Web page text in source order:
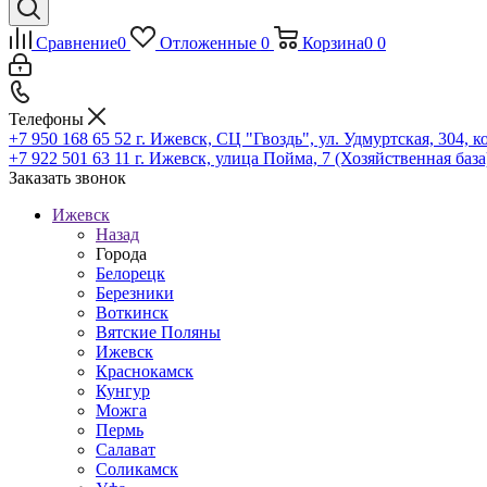
Сравнение0 Отложенные 0 Корзина0 0
Телефоны
+7 950 168 65 52 г. Ижевск, СЦ "Гвоздь", ул. Удмуртская, 304,
+7 922 501 63 11 г. Ижевск, улица Пойма, 7 (Хозяйственная
Заказать звонок
Ижевск
Назад
Города
Белорецк
Березники
Воткинск
Вятские Поляны
Ижевск
Краснокамск
Кунгур
Можга
Пермь
Салават
Соликамск